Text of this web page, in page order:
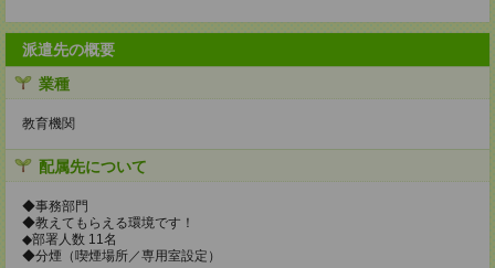
派遣先の概要
業種
教育機関
配属先について
◆事務部門
◆教えてもらえる環境です！
◆部署人数 11名
◆分煙（喫煙場所／専用室設定）